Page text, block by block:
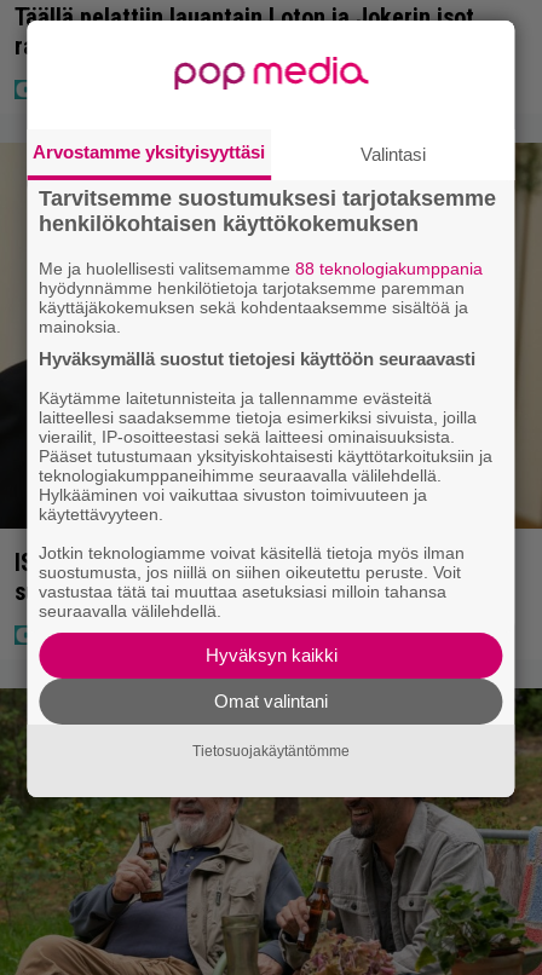
Täällä pelattiin lauantain Loton ja Jokerin isot
rahat – Tokmannilla, ABC:lla, netissä…
IS: Hjalliksen ja Jasminen häissä suomalainen
supertähti
Arvostamme yksityisyyttäsi Valintasi
Tarvitsemme suostumuksesi tarjotaksemme
henkilökohtaisen käyttökokemuksen
Me ja huolellisesti valitsemamme88 teknologiakumppania
hyödynnämme henkilötietoja tarjotaksemme paremman
käyttäjäkokemuksen sekä kohdentaaksemme sisältöä ja
mainoksia.
Hyväksymällä suostut tietojesi käyttöön seuraavasti
Käytämme laitetunnisteita ja tallennamme evästeitä
laitteellesi saadaksemme tietoja esimerkiksi sivuista, joilla
vierailit, IP-osoitteestasi sekä laitteesi ominaisuuksista.
Pääset tutustumaan yksityiskohtaisesti käyttötarkoituksiin ja
teknologiakumppaneihimme seuraavalla välilehdellä.
Hylkääminen voi vaikuttaa sivuston toimivuuteen ja
käytettävyyteen.
Jotkin teknologiamme voivat käsitellä tietoja myös ilman
suostumusta, jos niillä on siihen oikeutettu peruste. Voit
vastustaa tätä tai muuttaa asetuksiasi milloin tahansa
seuraavalla välilehdellä.
Hyväksyn kaikki
Omat valintani
Tietosuojakäytäntömme